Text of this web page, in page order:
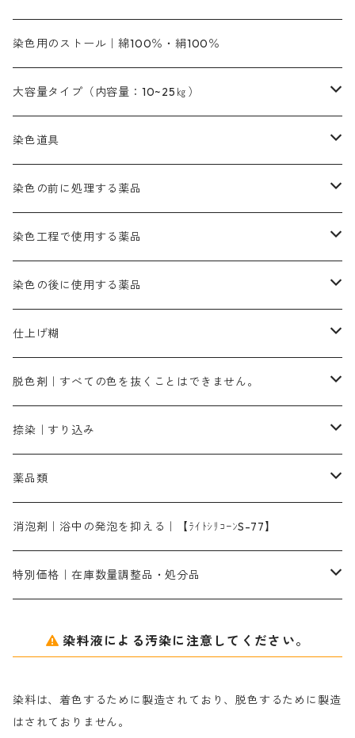
緑色系
茶色系
染料一覧ー100g入り
染料一覧ー500g入り
緑色系
茶色系
灰色系
黒色系
1kg
茶色｜20g入りのみ公開
灰色｜20g入りのみ公開
黒色
エロー ＭＧＲ｜明るい緑みの黄色
オレンヂMG｜黄みの橙色
オレンヂMGD（定番の色合い）
赤色系
レットMFB｜赤色（定番の色合い）
レットMG｜黄みの朱色
ピンクMB｜ピンク色
ローズMB｜鮮やかなピンク色）
青色系
ネビーブルーMB（定番の色合い）
ブルーMB（定番の色合い）
スカイブルーMG｜緑みの空色
ターキスブルーHNG｜緑みの空色
紫色系
バイオレットMFB
緑色系
ダークグリンMG（定番の色合い）
グリーンMB｜緑色
茶色系
ダークブロンMFB｜こげ茶色
ブロンHNR｜こげ茶色
黒色系
ブラックMK（赤みの黒色）
ブラックMG（青みの黒色）
白色系（定番の色合い）
ネオホワイトR
群青
黒色｜在庫処分特価
緑色｜在庫処分特価
茶色｜在庫処分特価
カッチ｜茶系
霧島産・晩秋茶｜黄金色（赤みの黄色）｜準備中
アルミ媒染剤
鉄媒染剤
ソーダ灰｜アルカリ性のPH調整剤
藍染
ぶどう糖
ハイドロサルファイトコンク
染色用途のハンカチ・バンダナ
45cm×45cm（ハンカチ）｜端の始末も綿糸｜タグなし
54cm×54cm（バンダナ）｜端の始末も綿糸｜タグなし
ビスマークブロンB｜赤茶色
塩基性エロ―｜液体タイプ
ローダミンB｜赤紫色｜マゼンダ色
オリジナル染料｜スス竹色｜ミキセットファストブロンGR
インディゴピュア
アルカリ剤
ハイドロサルファイトコンク
酸性剤
45cm×45cm（ハンカチ）｜端の始末も綿糸｜タグなし
54cm×54cm（バンダナ）｜端の始末も綿糸｜タグなし
染色用のストール｜綿100％・絹100％
大容量タイプ（内容量：10~25㎏）
芒硝｜綿の染色時の吸収促進剤
ソーダ灰｜アルカリ性のPH調整剤
硫酸第一鉄｜鉄媒染剤
染色道具
刷毛
摺込み刷毛（スリコミハケ）ー夏毛（硬いタイプ）
摺込み刷毛（スリコミハケ）ー冬毛（柔らかいタイプ）
片羽刷毛
ローケツ筆
ローケツ用筆｜1本～販売
ローケツ用筆ー10%off｜20本セットお取り寄せ品
洋型紙（9番手｜中薄口、10番手｜中厚口）
有償サンプル品｜約20cm×27cm
洋型紙9番手｜中薄口｜約54cm×110cm
張木｜入荷待ち
伸子
型洗いブラシ
染色の前に処理する薬品
精練剤｜汚れ落とし剤｜針状マルセル石鹸
糊落とし剤｜ソルベンCA
濃染処理剤｜ソルバックスPS－900
染色工程で使用する薬品
染料の吸収促進剤
酢酸｜絹・羊毛・ナイロンに使用する
芒硝｜綿・麻の染色に使用する。
染料のムラ染め抑制剤（均染剤）
アゾリン200％｜綿・麻・絹・羊毛・ナイロンの染色
レオニールEHC｜反応染料用
染料の浸透剤
ソルバライトS-70｜各種繊維の浸し染めに使用可能
染料の定着向上剤
ライトフィックスAコンク｜綿・麻もしくは直接染料で染めた素材
シルクフィックス３A｜絹の染料定着向上剤
アルカリ剤｜反応染料用
ソーダ灰
染料溶解剤
セレナゾールPDN｜各種染料の染料溶解剤
染色の後に使用する薬品
ソーピング剤｜未定着の染料を除去すること
ネオポールB－300｜反応染料のソーピング剤
仕上げ剤｜柔軟・平滑剤
白場汚染防止剤
仕上げ糊
カルボキシメチルセルロース（CMC）
海藻系
たんぱく質系
化学糊（PVA）
防腐剤｜アルカリ性
脱色剤｜すべての色を抜くことはできません。
脱色剤
全体脱色｜ハイドロサルファイトコンク
部分脱色｜デグロリンSコンク
脱色助剤｜浸透・複色抑制剤
メイプロガムNP｜にじみ防止剤
アミラヂンD｜浸透・複色抑制剤
捺染｜すり込み
染料溶解剤｜染料の均一な浸透・吸着を補助する
捺染糊
メイプロガムNP（綿・麻・絹用｜直接・酸性・含金染料用）
白場汚染防止剤｜ソーピング剤｜水洗する際の再汚染防止剤
薬品類
ア行
カ行
ナ行
消泡剤｜浴中の発泡を抑える｜【ﾗｲﾄｼﾘｺｰﾝS-77】
特別価格｜在庫数量調整品・処分品
粉末顔料
染料液による汚染に注意してください。
染料は、着色するために製造されており、脱色するために製造
はされておりません。